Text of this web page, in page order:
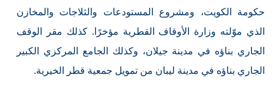
حكومة الكويت، ومشروع المستودعات والثلاجات والمخازن
الذي موّلته وزارة الأوقاف القطرية مؤخرًا. كذلك مقر الوقف
الجاري بناؤه في مدينة جيلان، وكذلك الجامع المركزي الكبير
الجاري بناؤه في مدينة ليبان من تمويل جمعية قطر الخيرية.